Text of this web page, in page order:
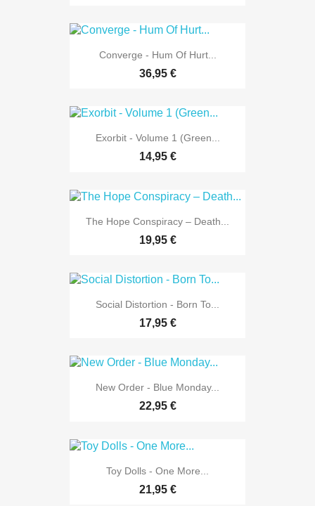
Converge - Hum Of Hurt...
36,95 €
Exorbit - Volume 1 (Green...
14,95 €
The Hope Conspiracy – Death...
19,95 €
Social Distortion - Born To...
17,95 €
New Order - Blue Monday...
22,95 €
Toy Dolls - One More...
21,95 €